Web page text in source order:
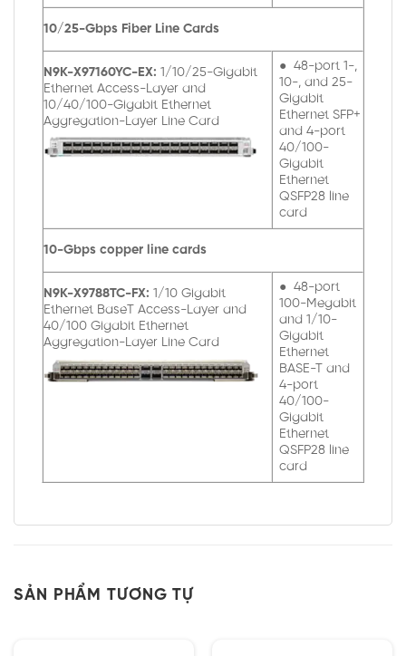
10/25-Gbps Fiber Line Cards
N9K-X97160YC-EX: 1/10/25-Gigabit
Ethernet Access-Layer and
10/40/100-Gigabit Ethernet
Aggregation-Layer Line Card
● 48-port 1-,
10-, and 25-
Gigabit
Ethernet SFP+
and 4-port
40/100-
Gigabit
Ethernet
QSFP28 line
card
10-Gbps copper line cards
N9K-X9788TC-FX: 1/10 Gigabit
Ethernet BaseT Access-Layer and
40/100 Gigabit Ethernet
Aggregation-Layer Line Card
● 48-port
100-Megabit
and 1/10-
Gigabit
Ethernet
BASE-T and
4-port
40/100-
Gigabit
Ethernet
QSFP28 line
card
SẢN PHẨM TƯƠNG TỰ